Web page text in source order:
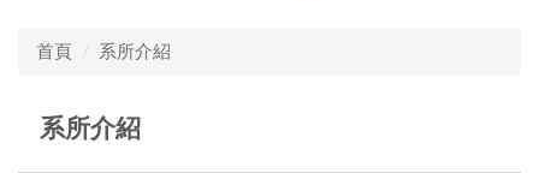
首頁 系所介紹
系所介紹